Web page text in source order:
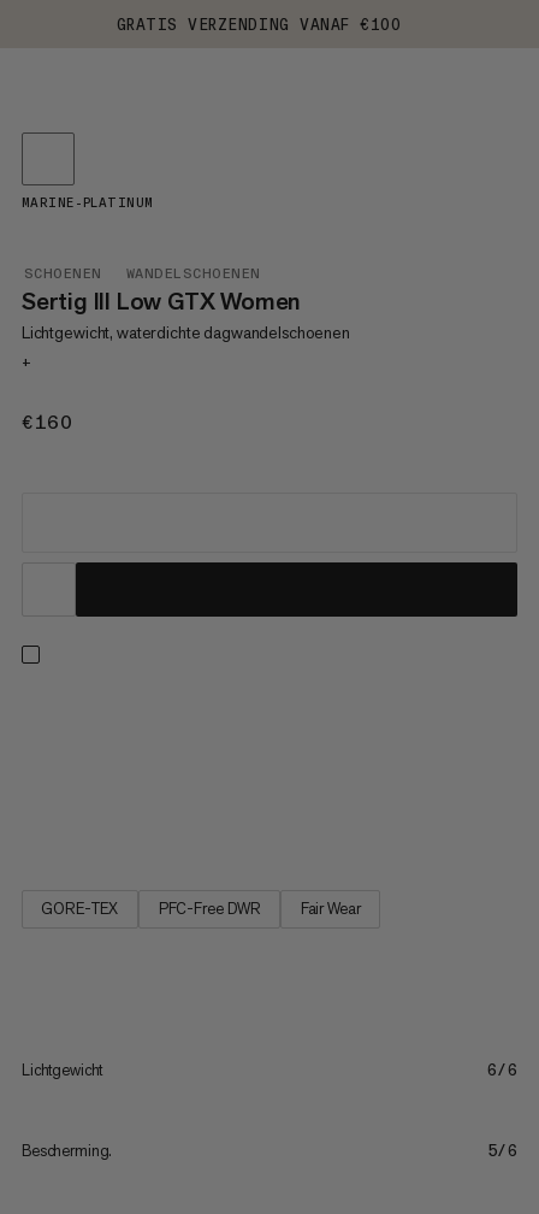
GRATIS VERZENDING VANAF €100
SCHOENEN WANDELSCHOENEN
Sertig III Low GTX Women
Lichtgewicht, waterdichte dagwandelschoenen
+
€160
MARINE-PLATINUM
GORE-TEX PFC-Free DWR Fair Wear
Lichtgewicht 6/6
Bescherming. 5/6